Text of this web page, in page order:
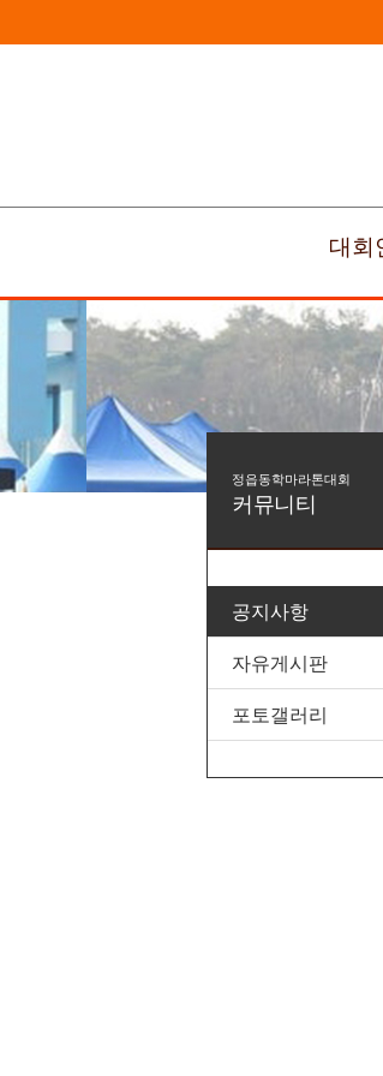
대회
정읍동학마라톤대회
커뮤니티
공지사항
자유게시판
포토갤러리